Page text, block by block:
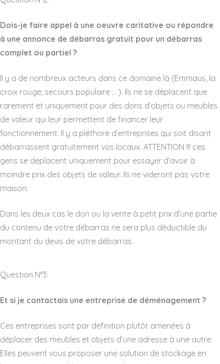
Dois-je faire appel à une oeuvre caritative ou répondre
à une annonce de débarras gratuit pour un débarras
complet ou partiel ?
Il y a de nombreux acteurs dans ce domaine là (Emmaus, la
croix rouge, secours populaire … ). Ils ne se déplacent que
rarement et uniquement pour des dons d’objets ou meubles
de valeur qui leur permettent de financer leur
fonctionnement. Il y a pléthore d’entreprises qui soit disant
débarrassent gratuitement vos locaux. ATTENTION !!! ces
gens se déplacent uniquement pour essayer d’avoir à
moindre prix des objets de valeur. Ils ne videront pas votre
maison.
Dans les deux cas le don ou la vente à petit prix d’une partie
du contenu de votre débarras ne sera plus déductible du
montant du devis de votre débarras.
Question N°3:
Et si je contactais une entreprise de déménagement ?
Ces entreprises sont par définition plutôt amenées à
déplacer des meubles et objets d’une adresse à une autre.
Elles peuvent vous proposer une solution de stockage en